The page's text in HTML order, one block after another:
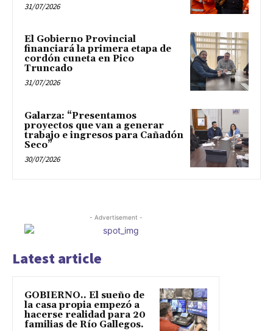
31/07/2026
El Gobierno Provincial
financiará la primera etapa de
cordón cuneta en Pico
Truncado
31/07/2026
Galarza: “Presentamos
proyectos que van a generar
trabajo e ingresos para Cañadón
Seco”
30/07/2026
- Advertisement -
Latest article
GOBIERNO.. El sueño de
la casa propia empezó a
hacerse realidad para 20
familias de Río Gallegos.